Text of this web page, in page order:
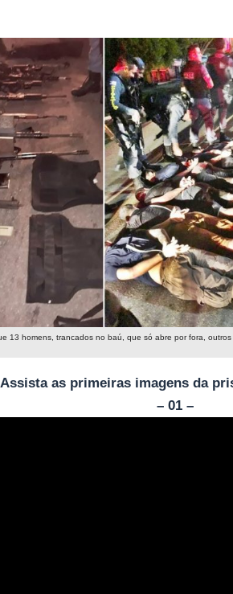
13 homens, trancados no baú, que só abre por fora,
as primeiras imagens da
– 01 –